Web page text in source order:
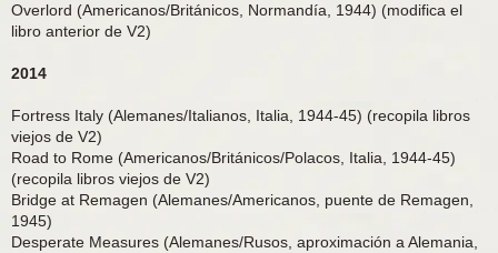
Overlord (Americanos/Británicos, Normandía, 1944) (modifica el
libro anterior de V2)
2014
Fortress Italy (Alemanes/Italianos, Italia, 1944-45) (recopila libros
viejos de V2)
Road to Rome (Americanos/Británicos/Polacos, Italia, 1944-45)
(recopila libros viejos de V2)
Bridge at Remagen (Alemanes/Americanos, puente de Remagen,
1945)
Desperate Measures (Alemanes/Rusos, aproximación a Alemania,